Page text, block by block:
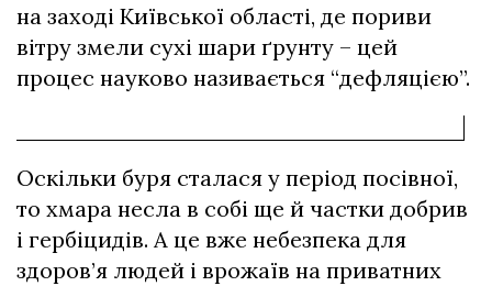
на заході Київської області, де пориви
вітру змели сухі шари ґрунту – цей
процес науково називається “дефляцією”.
Оскільки буря сталася у період посівної,
то хмара несла в собі ще й частки добрив
і гербіцидів. А це вже небезпека для
здоров’я людей і врожаїв на приватних